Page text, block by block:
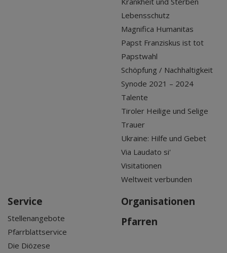
Lebensschutz
Magnifica Humanitas
Papst Franziskus ist tot
Papstwahl
Schöpfung / Nachhaltigkeit
Synode 2021 – 2024
Talente
Tiroler Heilige und Selige
Trauer
Ukraine: Hilfe und Gebet
Via Laudato si'
Visitationen
Weltweit verbunden
Service
Stellenangebote
Pfarrblattservice
Die Diözese
Organisationen
Pfarren